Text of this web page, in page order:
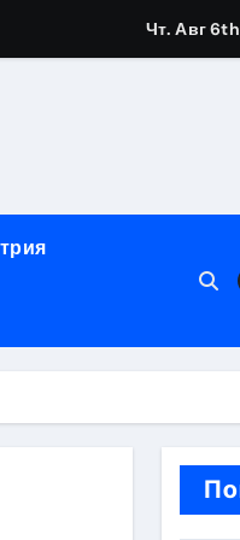
ресниц и
мероприятий и
Чт. Авг